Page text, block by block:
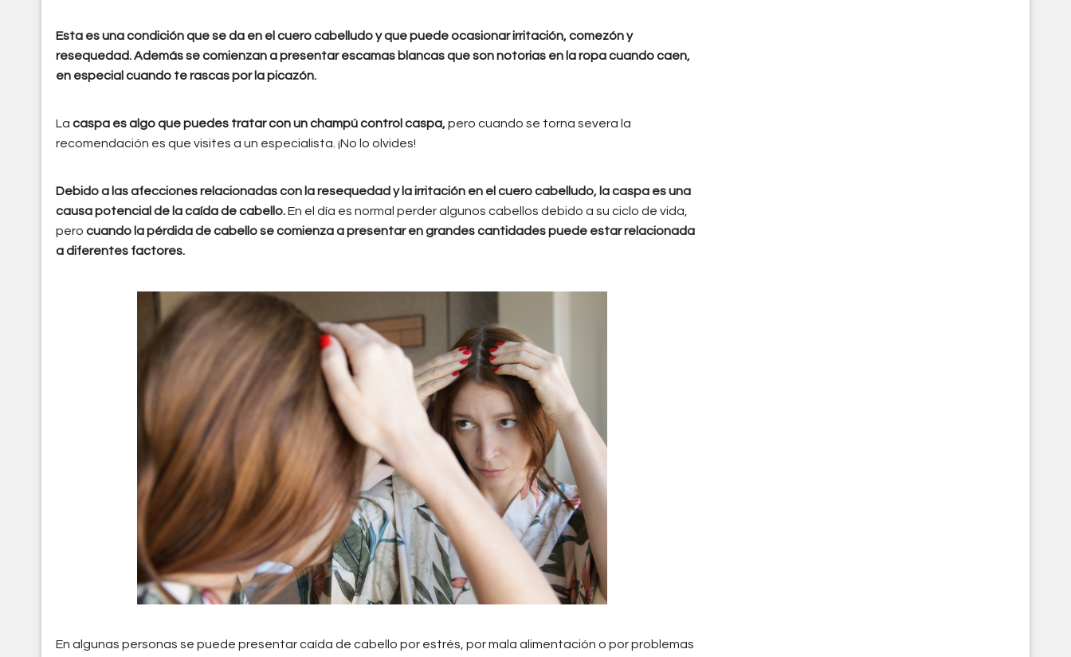
Esta es una condición que se da en el cuero cabelludo y que puede ocasionar irritación, comezón y
resequedad. Además se comienzan a presentar escamas blancas que son notorias en la ropa cuando caen,
en especial cuando te rascas por la picazón.
La caspa es algo que puedes tratar con un champú control caspa,pero cuando se torna severa la
recomendación es que visites a un especialista. ¡No lo olvides!
Debido a las afecciones relacionadas con la resequedad y la irritación en el cuero cabelludo, la caspa es una
causa potencial de la caída de cabello.En el día es normal perder algunos cabellos debido a su ciclo de vida,
pero cuando la pérdida de cabello se comienza a presentar en grandes cantidades puede estar relacionada
a diferentes factores.
cuidado_del_cabello_caspa.jpg
En algunas personas se puede presentar caída de cabello por estrés, por mala alimentación o por problemas